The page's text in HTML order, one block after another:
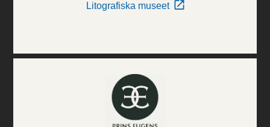
Litografiska museet